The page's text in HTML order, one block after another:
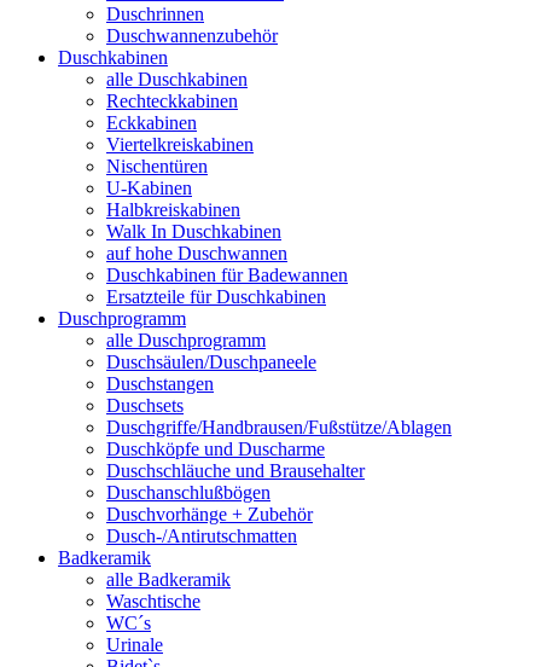
Duschrinnen
Duschwannenzubehör
Duschkabinen
alle Duschkabinen
Rechteckkabinen
Eckkabinen
Viertelkreiskabinen
Nischentüren
U-Kabinen
Halbkreiskabinen
Walk In Duschkabinen
auf hohe Duschwannen
Duschkabinen für Badewannen
Ersatzteile für Duschkabinen
Duschprogramm
alle Duschprogramm
Duschsäulen/Duschpaneele
Duschstangen
Duschsets
Duschgriffe/Handbrausen/Fußstütze/Ablagen
Duschköpfe und Duscharme
Duschschläuche und Brausehalter
Duschanschlußbögen
Duschvorhänge + Zubehör
Dusch-/Antirutschmatten
Badkeramik
alle Badkeramik
Waschtische
WC´s
Urinale